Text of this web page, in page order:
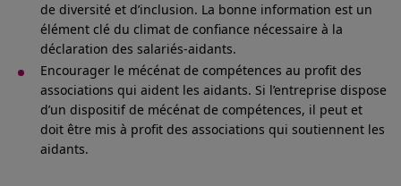
de diversité et d’inclusion. La bonne information est un
élément clé du climat de confiance nécessaire à la
déclaration des salariés-aidants.
Encourager le mécénat de compétences au profit des
associations qui aident les aidants. Si l’entreprise dispose
d’un dispositif de mécénat de compétences, il peut et
doit être mis à profit des associations qui soutiennent les
aidants.